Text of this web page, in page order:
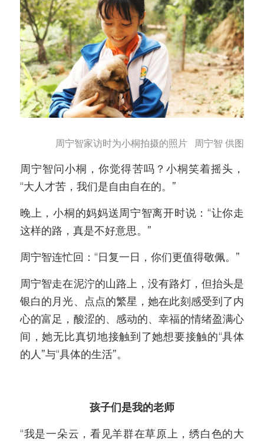
周宁智家访时为小桐拍摄的照片   周宁智 供图
周宁智问小桐，你觉得苦吗？小桐笑着摇头，
“大人才苦，我们是自由自在的。”
晚上，小桐的妈妈送周宁智离开时说：“让你走
这样的路，真是不好意思。”
周宁智连忙回：“日复一日，你们更值得敬佩。”
周宁智走在泥泞的山路上，没有路灯，但抬头是
银白的月光、点点的繁星，她在此刻感受到了内
心的富足，酸涩的、感动的、幸福的情绪盈满心
间，她无比真切地接触到了她想要接触的“具体
的人”与“具体的生活”。
孩子们是我的老师
“我是一朵云，看见羊群在草原上，绣白色的大